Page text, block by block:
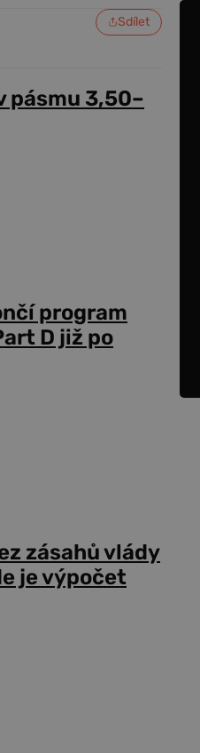
Sdílet
pásmu 3,50–
program
D již po
zásahů vlády
je výpočet